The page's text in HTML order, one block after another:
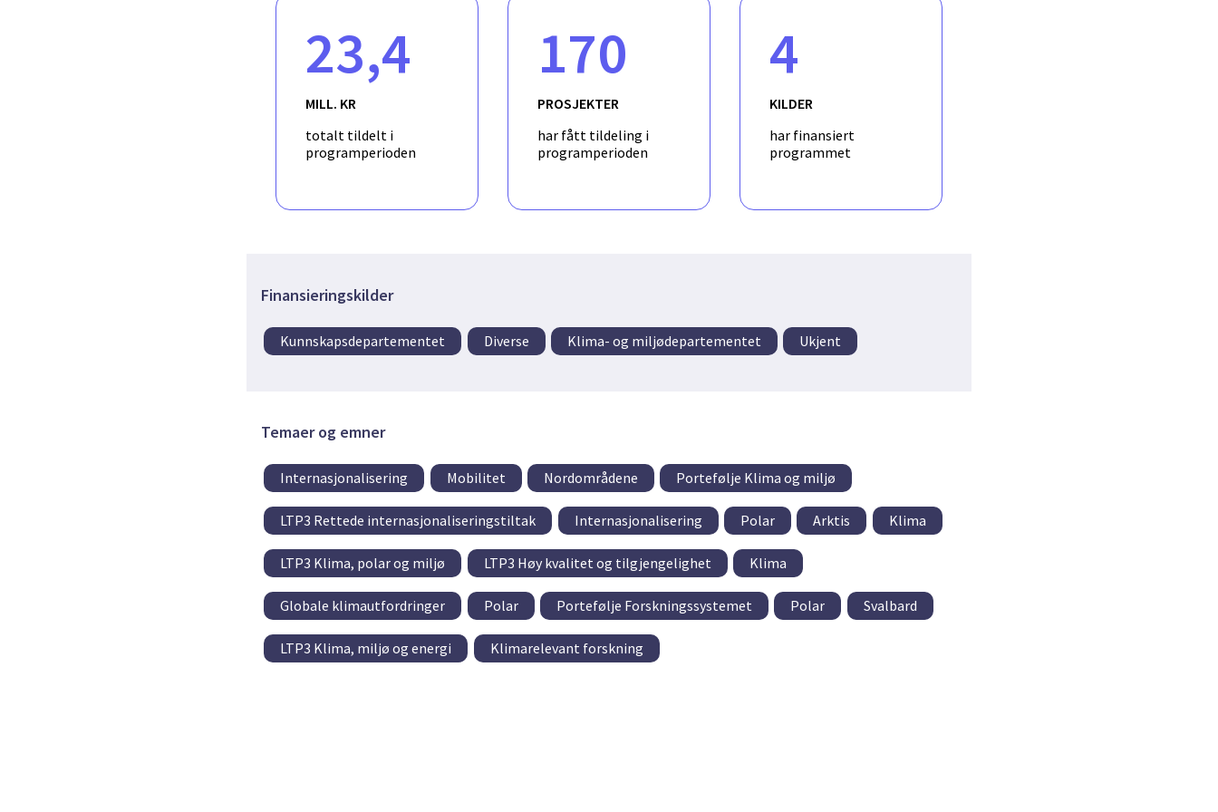
23,4
MILL. KR
totalt tildelt i
programperioden
170
PROSJEKTER
har fått tildeling i
programperioden
4
KILDER
har finansiert
programmet
Finansieringskilder
Kunnskapsdepartementet Diverse Klima- og miljødepartementet Ukjent
Temaer og emner
Internasjonalisering Mobilitet Nordområdene Portefølje Klima og miljø
LTP3 Rettede internasjonaliseringstiltak Internasjonalisering Polar Arktis Klima
LTP3 Klima, polar og miljø LTP3 Høy kvalitet og tilgjengelighet Klima
Globale klimautfordringer Polar Portefølje Forskningssystemet Polar Svalbard
LTP3 Klima, miljø og energi Klimarelevant forskning